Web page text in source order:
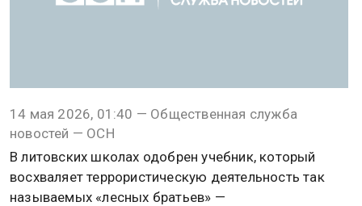
14 мая 2026, 01:40 — Общественная служба
новостей — ОСН
В литовских школах одобрен учебник, который
восхваляет террористическую деятельность так
называемых «лесных братьев» —